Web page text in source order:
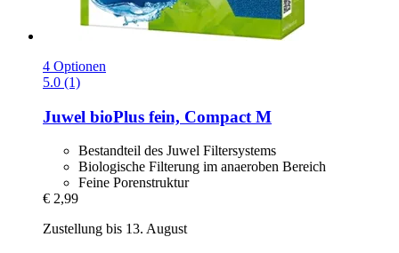
4 Optionen
5.0 (1)
Juwel bioPlus fein, Compact M
Bestandteil des Juwel Filtersystems
Biologische Filterung im anaeroben Bereich
Feine Porenstruktur
€ 2,99
Zustellung bis 13. August